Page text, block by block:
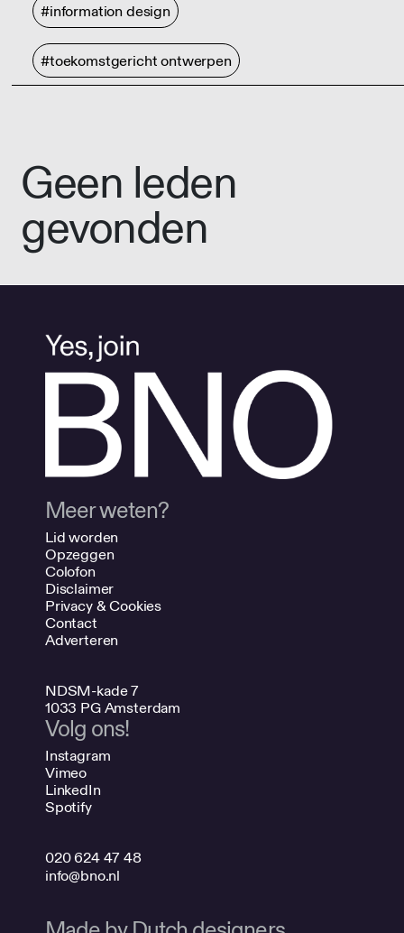
#information design
#toekomstgericht ontwerpen
Geen leden
gevonden
Meer weten?
Lid worden
Opzeggen
Colofon
Disclaimer
Privacy & Cookies
Contact
Adverteren
NDSM-kade 7
1033 PG Amsterdam
Volg ons!
Instagram
Vimeo
LinkedIn
Spotify
020 624 47 48
info@bno.nl